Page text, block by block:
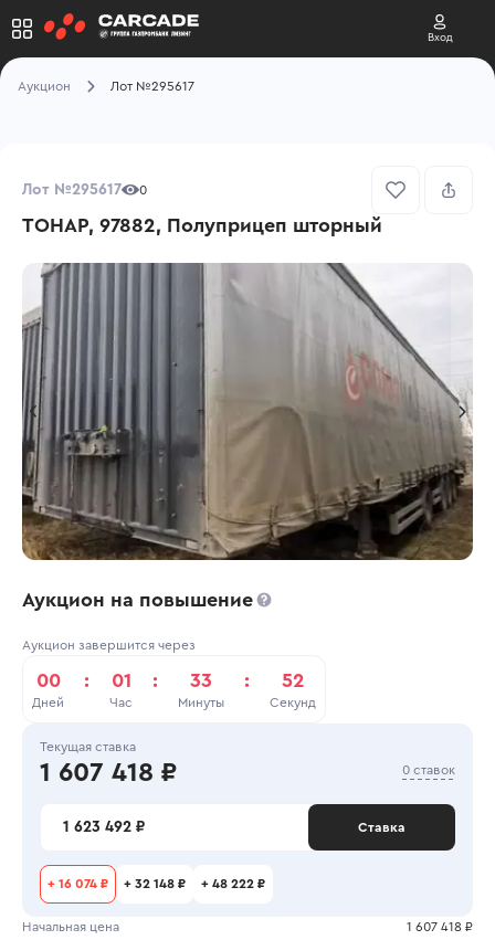
Вход
Аукцион Лот №295617
Лот №295617 0
ТОНАР, 97882, Полуприцеп шторный
Аукцион на повышение
Аукцион завершится через
00
Дней
: 01
Час
: 33
Минуты
: 52
Секунд
Текущая ставка
1 607 418 ₽ 0 ставок
1 623 492 ₽ Ставка
+ 16 074 ₽ + 32 148 ₽ + 48 222 ₽
Начальная цена 1 607 418 ₽